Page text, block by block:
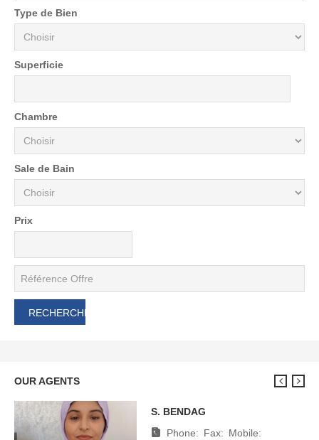
Type de Bien
Superficie
Chambre
Sale de Bain
Prix
OUR AGENTS
S. BENDAG
Phone: Fax: Mobile:
M. BOUDHINA
Phone: Fax: Mobile: